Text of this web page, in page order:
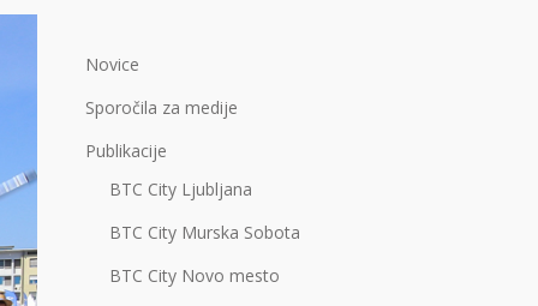
Novice
Sporočila za medije
Publikacije
BTC City Ljubljana
BTC City Murska Sobota
BTC City Novo mesto